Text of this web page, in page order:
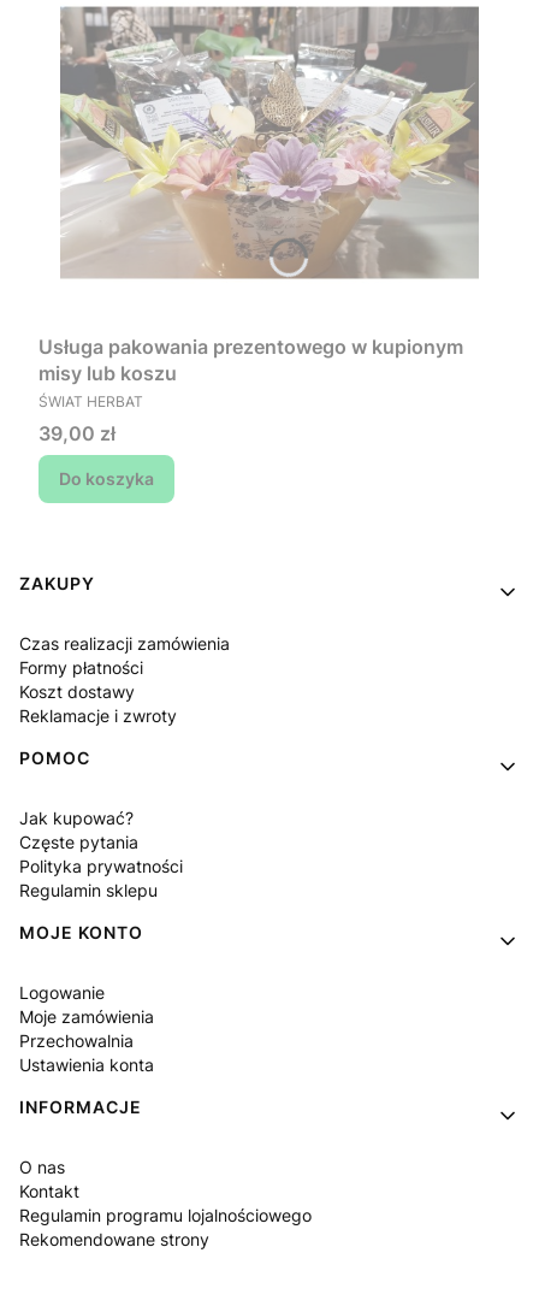
Usługa pakowania prezentowego w kupionym
misy lub koszu
PRODUCENT
ŚWIAT HERBAT
Cena
39,00 zł
Do koszyka
Linki w stopce
ZAKUPY
Czas realizacji zamówienia
Formy płatności
Koszt dostawy
Reklamacje i zwroty
POMOC
Jak kupować?
Częste pytania
Polityka prywatności
Regulamin sklepu
MOJE KONTO
Logowanie
Moje zamówienia
Przechowalnia
Ustawienia konta
INFORMACJE
O nas
Kontakt
Regulamin programu lojalnościowego
Rekomendowane strony